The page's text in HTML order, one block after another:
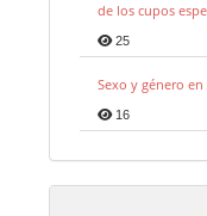
de los cupos
25
Sexo y género
16